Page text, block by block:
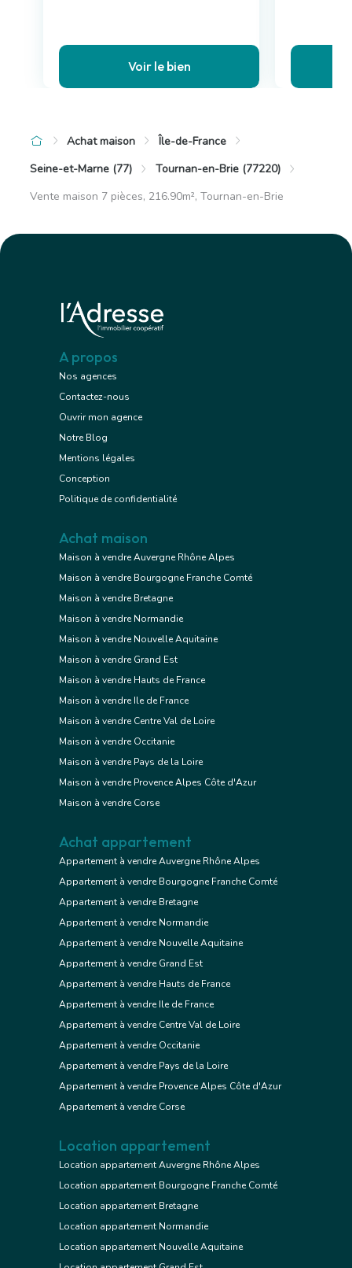
Voir le bien
Achat maison
Île-de-France
Seine-et-Marne (77)
Tournan-en-Brie (77220)
Vente maison 7 pièces, 216.90m², Tournan-en-Brie
A propos
Nos agences
Contactez-nous
Ouvrir mon agence
Notre Blog
Mentions légales
Conception
Politique de confidentialité
Achat maison
Maison à vendre Auvergne Rhône Alpes
Maison à vendre Bourgogne Franche Comté
Maison à vendre Bretagne
Maison à vendre Normandie
Maison à vendre Nouvelle Aquitaine
Maison à vendre Grand Est
Maison à vendre Hauts de France
Maison à vendre Ile de France
Maison à vendre Centre Val de Loire
Maison à vendre Occitanie
Maison à vendre Pays de la Loire
Maison à vendre Provence Alpes Côte d'Azur
Maison à vendre Corse
Achat appartement
Appartement à vendre Auvergne Rhône Alpes
Appartement à vendre Bourgogne Franche Comté
Appartement à vendre Bretagne
Appartement à vendre Normandie
Appartement à vendre Nouvelle Aquitaine
Appartement à vendre Grand Est
Appartement à vendre Hauts de France
Appartement à vendre Ile de France
Appartement à vendre Centre Val de Loire
Appartement à vendre Occitanie
Appartement à vendre Pays de la Loire
Appartement à vendre Provence Alpes Côte d'Azur
Appartement à vendre Corse
Location appartement
Location appartement Auvergne Rhône Alpes
Location appartement Bourgogne Franche Comté
Location appartement Bretagne
Location appartement Normandie
Location appartement Nouvelle Aquitaine